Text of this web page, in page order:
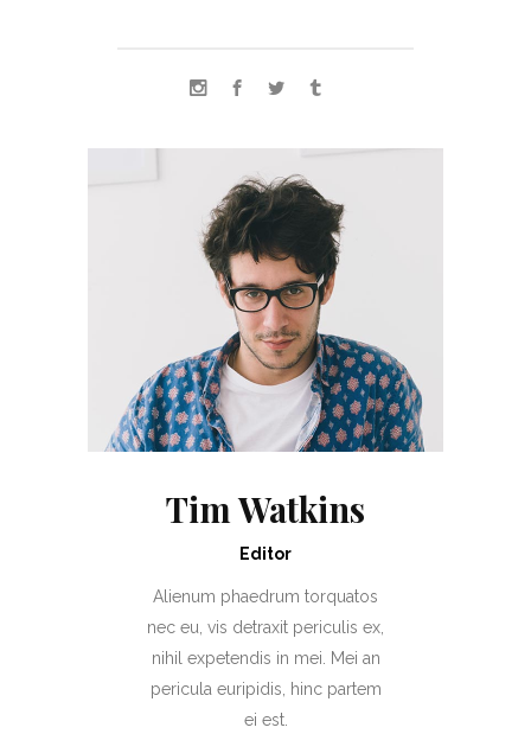
Tim Watkins
Editor
Alienum phaedrum torquatos
nec eu, vis detraxit periculis ex,
nihil expetendis in mei. Mei an
pericula euripidis, hinc partem
ei est.